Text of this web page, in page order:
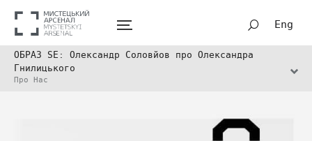
Eng
ОБРАЗ SE: Олександр Соловйов про Олександра
Гнилицького
Про Нас